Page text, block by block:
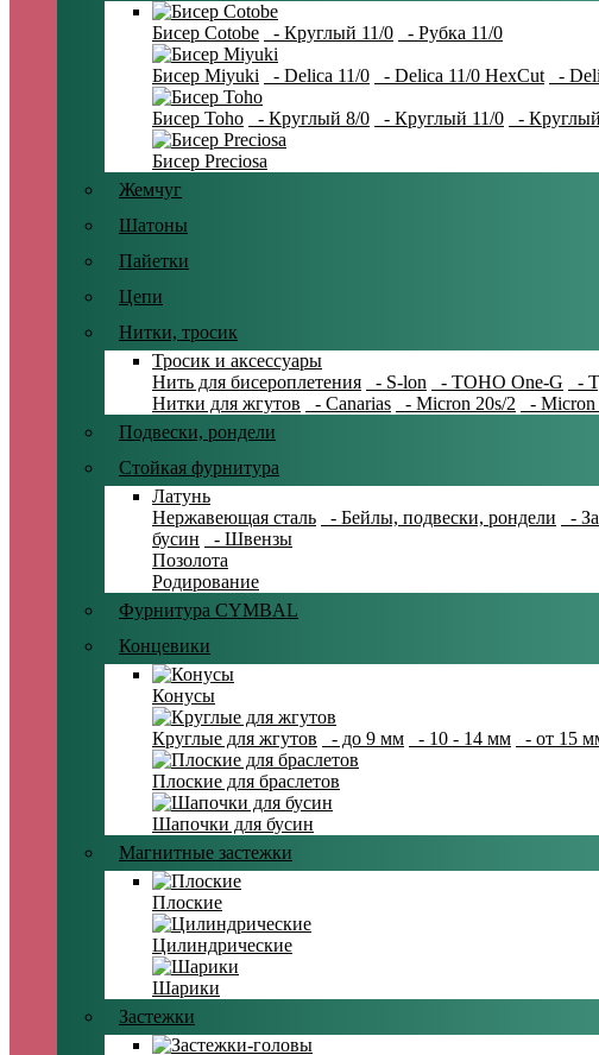
Бисер Cotobe - Круглый 11/0 - Рубка 11/0
Бисер Miyuki - Delica 11/0 - Delica 11/0 HexCut -
Бисер Toho - Круглый 8/0 - Круглый 11/0 -
Бисер Preciosa
Жемчуг
Шатоны
Пайетки
Цепи
Нитки, тросик
Тросик и аксессуары
Нить для бисероплетения
- S-lon - TOHO One-G -
Нитки для жгутов
- Canarias - Micron 20s/2 - Micron
Подвески, рондели
Стойкая фурнитура
Латунь
Нержавеющая сталь
- Бейлы, подвески, рондели -
бусин
- Швензы
Позолота
Родирование
Фурнитура CYMBAL
Концевики
Конусы
Круглые для жгутов - до 9 мм - 10 - 14 мм - от 15
Плоские для браслетов
Шапочки для бусин
Магнитные застежки
Плоские
Цилиндрические
Шарики
Застежки